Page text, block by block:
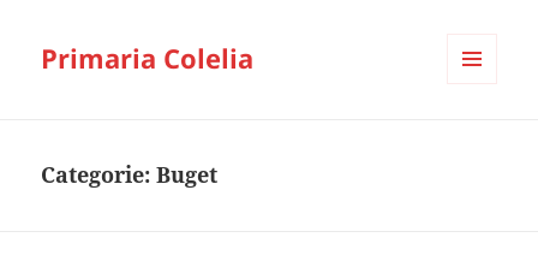
Primaria Colelia
Categorie:Buget